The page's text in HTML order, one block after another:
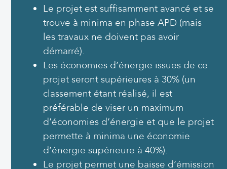
Le projet est suffisamment avancé et se
trouve à minima en phase APD (mais
les travaux ne doivent pas avoir
démarré).
Les économies d’énergie issues de ce
projet seront supérieures à 30% (un
classement étant réalisé, il est
préférable de viser un maximum
d’économies d’énergie et que le projet
permette à minima une économie
d’énergie supérieure à 40%).
Le projet permet une baisse d’émission